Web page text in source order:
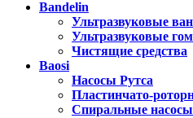
Bandelin
Ультразвуковые
Ультразвуковые
Чистящие средства
Baosi
Насосы Рутса
Пластинчато-
Спиральные насосы